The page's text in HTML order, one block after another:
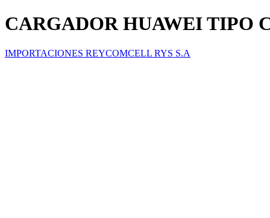
CARGADOR HUAWEI TIPO
IMPORTACIONES REYCOMCELL RYS S.A